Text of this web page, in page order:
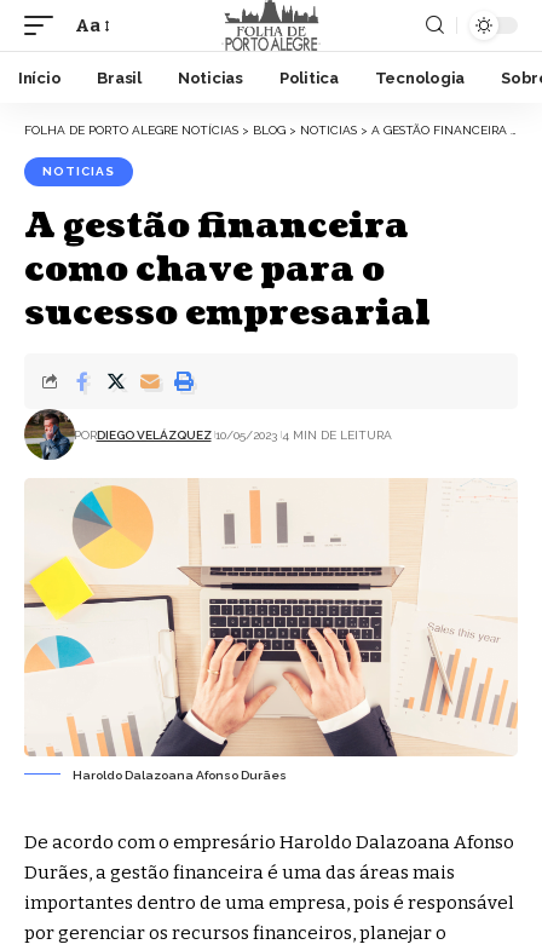
Aa
Início Brasil Noticias Politica Tecnologia
FOLHA DE PORTO ALEGRE NOTÍCIAS > BLOG > NOTICIAS > A GESTÃO FINANCEIRA COMO CHAVE PARA O SUCESSO EMPRESARIAL
NOTICIAS
A gestão financeira
como chave para o
sucesso empresarial
PORDIEGO VELÁZQUEZ 10/05/2023 4 MIN DE LEITURA
Haroldo Dalazoana Afonso Durães
De acordo com o empresário Haroldo Dalazoana Afonso
Durães, a gestão financeira é uma das áreas mais
importantes dentro de uma empresa, pois é responsável
por gerenciar os recursos financeiros, planejar o